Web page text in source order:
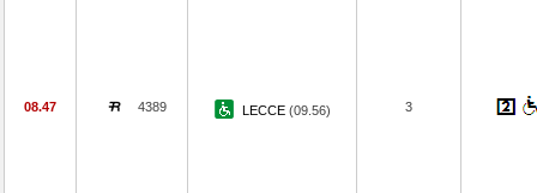
08.47 4389 LECCE (09.56) 3